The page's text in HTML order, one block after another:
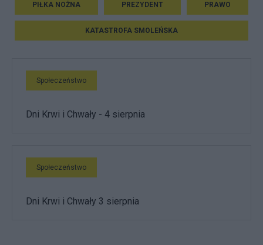
PIŁKA NOŻNA PREZYDENT PRAWO
KATASTROFA SMOLEŃSKA
Społeczeństwo
Dni Krwi i Chwały - 4 sierpnia
Społeczeństwo
Dni Krwi i Chwały 3 sierpnia